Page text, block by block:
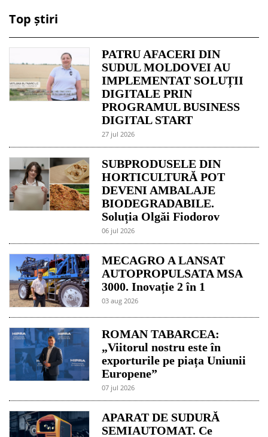
Top știri
PATRU AFACERI DIN
SUDUL MOLDOVEI AU
IMPLEMENTAT SOLUȚII
DIGITALE PRIN
PROGRAMUL BUSINESS
DIGITAL START
27 jul 2026
SUBPRODUSELE DIN
HORTICULTURĂ POT
DEVENI AMBALAJE
BIODEGRADABILE.
Soluția Olgăi Fiodorov
06 jul 2026
MECAGRO A LANSAT
AUTOPROPULSATA MSA
3000. Inovație 2 în 1
03 aug 2026
ROMAN TABARCEA:
„Viitorul nostru este în
exporturile pe piața Uniunii
Europene”
07 jul 2026
APARAT DE SUDURĂ
SEMIAUTOMAT. Ce